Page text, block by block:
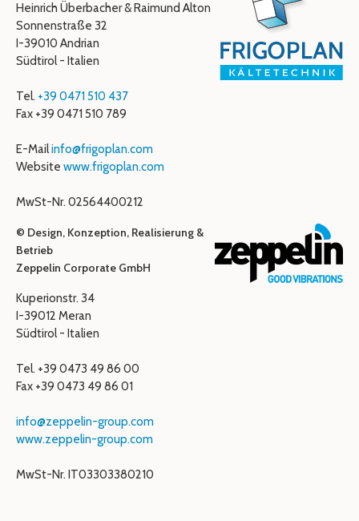
Heinrich Überbacher & Raimund Alton
Sonnenstraße 32
I-39010 Andrian
Südtirol - Italien
Tel. +39 0471 510 437
Fax +39 0471 510 789
E-Mailinfo@frigoplan.com
Website www.frigoplan.com
MwSt-Nr. 02564400212
© Design, Konzeption, Realisierung &
Betrieb
Zeppelin Corporate GmbH
Kuperionstr. 34
I-39012 Meran
Südtirol - Italien
Tel. +39 0473 49 86 00
Fax +39 0473 49 86 01
info@zeppelin-group.com
www.zeppelin-group.com
MwSt-Nr. IT03303380210